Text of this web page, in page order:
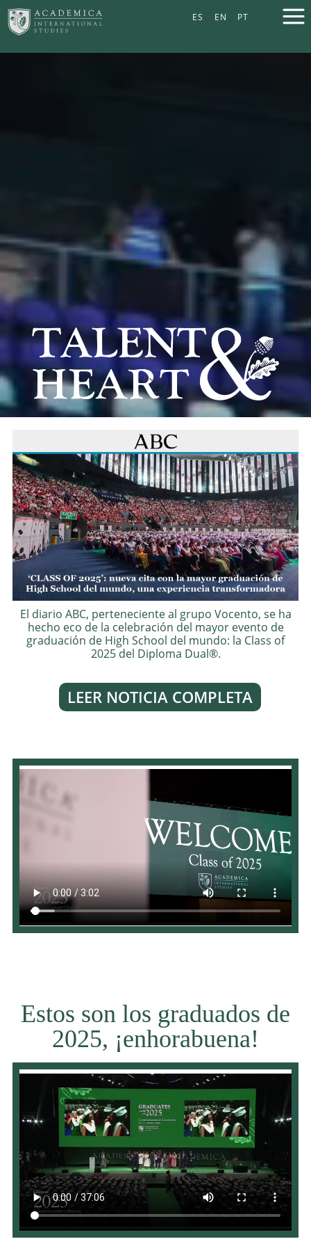
ES EN PT
CLASS OF 2025
GALERÍA DE FOTOS
El diario ABC, perteneciente al grupo Vocento, se ha
hecho eco de la celebración del mayor evento de
graduación de High School del mundo: la Class of
2025 del Diploma Dual®.
LEER NOTICIA COMPLETA
Estos son los graduados de
2025, ¡enhorabuena!